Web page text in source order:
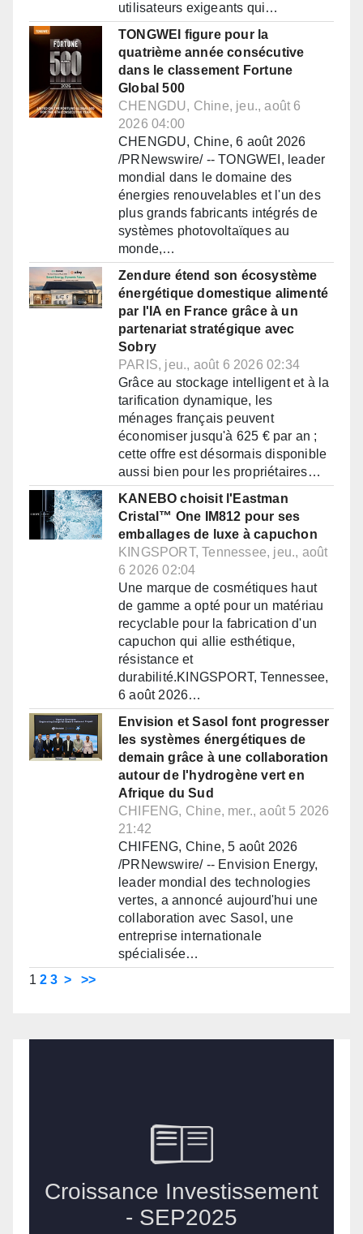
utilisateurs exigeants qui…
TONGWEI figure pour la
quatrième année consécutive
dans le classement Fortune
Global 500
CHENGDU, Chine, jeu., août 6
2026 04:00
CHENGDU, Chine, 6 août 2026
/PRNewswire/ -- TONGWEI, leader
mondial dans le domaine des
énergies renouvelables et l'un des
plus grands fabricants intégrés de
systèmes photovoltaïques au
monde,…
Zendure étend son écosystème
énergétique domestique alimenté
par l'IA en France grâce à un
partenariat stratégique avec
Sobry
PARIS, jeu., août 6 2026 02:34
Grâce au stockage intelligent et à la
tarification dynamique, les
ménages français peuvent
économiser jusqu'à 625 € par an ;
cette offre est désormais disponible
aussi bien pour les propriétaires…
KANEBO choisit l'Eastman
Cristal™ One IM812 pour ses
emballages de luxe à capuchon
KINGSPORT, Tennessee, jeu., août
6 2026 02:04
Une marque de cosmétiques haut
de gamme a opté pour un matériau
recyclable pour la fabrication d'un
capuchon qui allie esthétique,
résistance et
durabilité.KINGSPORT, Tennessee,
6 août 2026…
Envision et Sasol font progresser
les systèmes énergétiques de
demain grâce à une collaboration
autour de l'hydrogène vert en
Afrique du Sud
CHIFENG, Chine, mer., août 5 2026
21:42
CHIFENG, Chine, 5 août 2026
/PRNewswire/ -- Envision Energy,
leader mondial des technologies
vertes, a annoncé aujourd'hui une
collaboration avec Sasol, une
entreprise internationale
spécialisée…
1 2 3 > >>